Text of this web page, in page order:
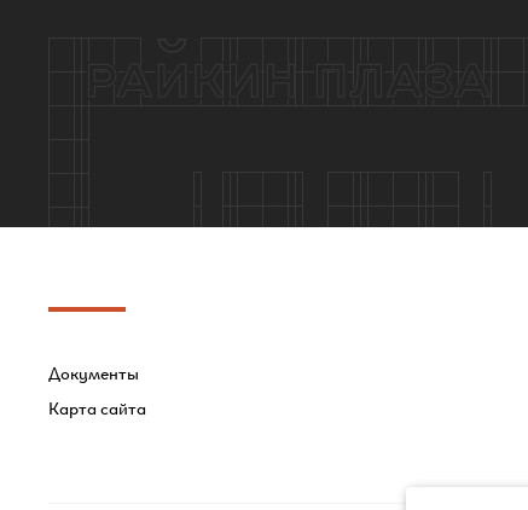
Документы
Карта сайта